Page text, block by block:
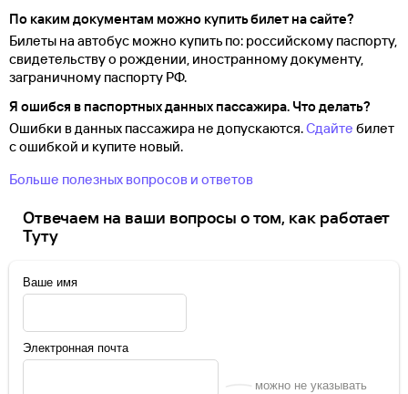
По каким документам можно купить билет на сайте?
Билеты на автобус можно купить по: российскому паспорту,
свидетельству о рождении, иностранному документу,
заграничному паспорту РФ.
Я ошибся в паспортных данных пассажира. Что делать?
Ошибки в данных пассажира не допускаются.Сдайте билет
с ошибкой и купите новый.
Больше полезных вопросов и ответов
Отвечаем на ваши вопросы о том, как работает
Туту
Ваше имя
Электронная почта
можно не указывать